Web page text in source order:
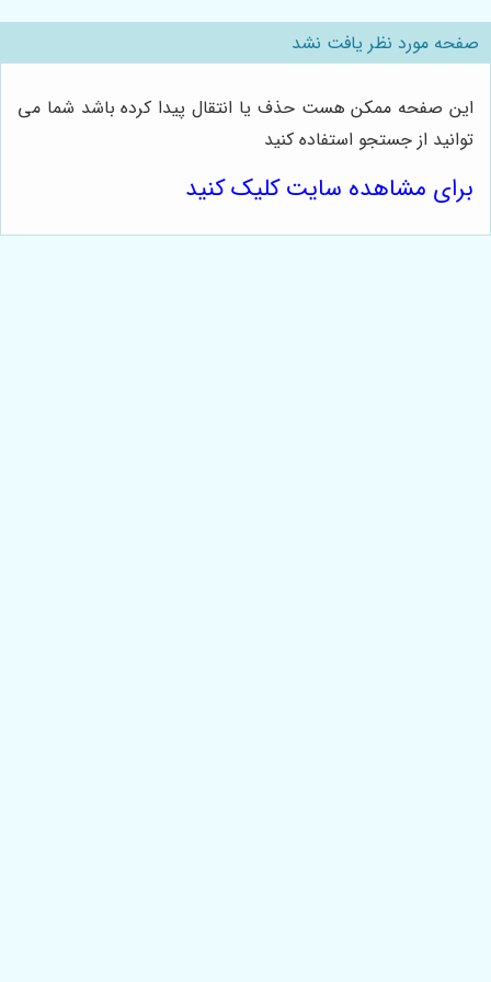
صفحه مورد نظر یافت نشد
این صفحه ممکن هست حذف یا انتقال پیدا کرده باشد شما می
توانید از جستجو استفاده کنید
برای مشاهده سایت کلیک کنید